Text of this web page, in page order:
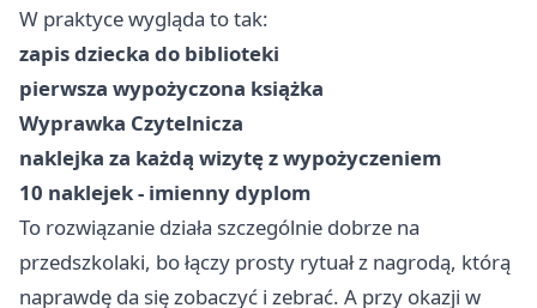
W praktyce wygląda to tak:
zapis dziecka do biblioteki
pierwsza wypożyczona książka
Wyprawka Czytelnicza
naklejka za każdą wizytę z wypożyczeniem
10 naklejek - imienny dyplom
To rozwiązanie działa szczególnie dobrze na
przedszkolaki, bo łączy prosty rytuał z nagrodą, którą
naprawdę da się zobaczyć i zebrać. A przy okazji w